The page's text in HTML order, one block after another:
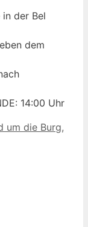
der Bel
dem
14:00 Uhr
um die Burg,